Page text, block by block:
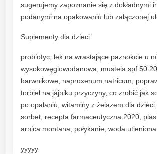
sugerujemy zapoznanie się z dokładnymi
podanymi na opakowaniu lub załączonej
Suplementy dla dzieci
probiotyc, lek na wrastające paznokcie u
wysokowęglowodanowa, mustela spf 50
barwnikowe, naproxenum natricum,
torbiel na jajniku przyczyny, co zrobić jak
po opalaniu, witaminy z żelazem dla
sorbet, recepta farmaceutyczna 2020,
arnica montana, połykanie, woda utleniona
yyyyy